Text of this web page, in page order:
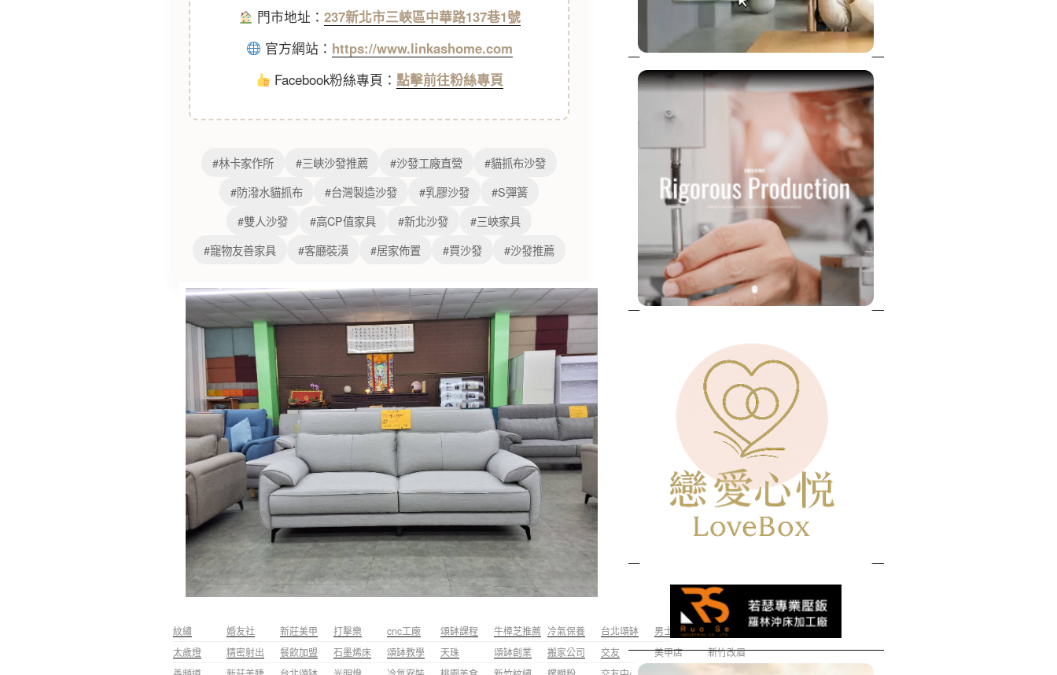
門市地址： 237新北市三峽區中華路137巷1號
官方網站： https://www.linkashome.com
Facebook粉絲專頁： 點擊前往粉絲專頁
#林卡家作所 #三峽沙發推薦 #沙發工廠直營
#貓抓布沙發
#防潑水貓抓布
#台灣製造沙發 #乳膠沙發
#S彈簧
#雙人沙發
#高CP值家具 #新北沙發
#三峽家具
#寵物友善家具
#客廳裝潢 #居家佈置 #買沙發 #沙發推薦
紋繡 婚友社 新莊美甲 打擊樂 cnc工廠 頌缽課程 牛樟芝推薦 冷氣保養 台北頌缽 男士霧眉
牛樟滴丸
太歲燈
精密射出 餐飲加盟 石墨烯床 頌缽教學 天珠 頌缽創業 搬家公司 交友 美甲店
新竹改眉